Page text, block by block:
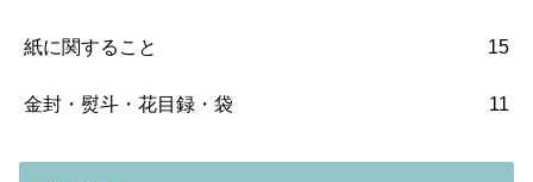
紙に関すること 15
金封・熨斗・花目録・袋 11